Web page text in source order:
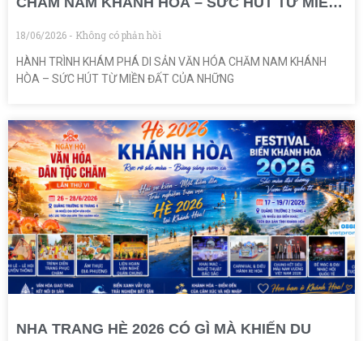
18/06/2026 Không có phản hồi
HÀNH TRÌNH KHÁM PHÁ DI SẢN VĂN HÓA CHĂM NAM KHÁNH
HÒA – SỨC HÚT TỪ MIỀN ĐẤT CỦA NHỮNG
NHA TRANG HÈ 2026 CÓ GÌ MÀ KHIẾN DU